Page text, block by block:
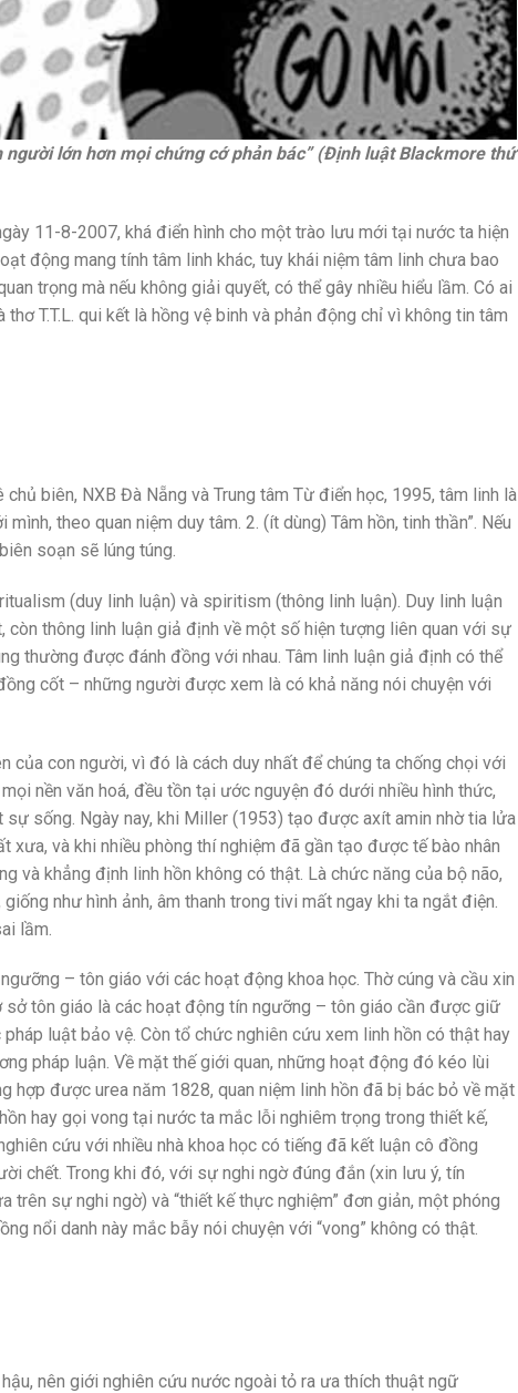
lớn hơn mọi chứng cớ phản bác” (Định luật Blackmore thứ
11-8-2007, khá điển hình cho một trào lưu mới tại nước ta hiện
động mang tính tâm linh khác, tuy khái niệm tâm linh chưa bao
trọng mà nếu không giải quyết, có thể gây nhiều hiểu lầm. Có ai
T.T.L. qui kết là hồng vệ binh và phản động chỉ vì không tin tâm
biên, NXB Đà Nẵng và Trung tâm Từ điển học, 1995, tâm linh là
theo quan niệm duy tâm. 2. (ít dùng) Tâm hồn, tinh thần”. Nếu
soạn sẽ lúng túng.
(duy linh luận) và spiritism (thông linh luận). Duy linh luận
thông linh luận giả định về một số hiện tượng liên quan với sự
thường được đánh đồng với nhau. Tâm linh luận giả định có thể
cốt – những người được xem là có khả năng nói chuyện với
của con người, vì đó là cách duy nhất để chúng ta chống chọi với
nền văn hoá, đều tồn tại ước nguyện đó dưới nhiều hình thức,
sống. Ngày nay, khi Miller (1953) tạo được axít amin nhờ tia lửa
xưa, và khi nhiều phòng thí nghiệm đã gần tạo được tế bào nhân
và khẳng định linh hồn không có thật. Là chức năng của bộ não,
như hình ảnh, âm thanh trong tivi mất ngay khi ta ngắt điện.
lầm.
– tôn giáo với các hoạt động khoa học. Thờ cúng và cầu xin
tôn giáo là các hoạt động tín ngưỡng – tôn giáo cần được giữ
luật bảo vệ. Còn tổ chức nghiên cứu xem linh hồn có thật hay
pháp luận. Về mặt thế giới quan, những hoạt động đó kéo lùi
hợp được urea năm 1828, quan niệm linh hồn đã bị bác bỏ về mặt
hay gọi vong tại nước ta mắc lỗi nghiêm trọng trong thiết kế,
cứu với nhiều nhà khoa học có tiếng đã kết luận cô đồng
chết. Trong khi đó, với sự nghi ngờ đúng đắn (xin lưu ý, tín
sự nghi ngờ) và “thiết kế thực nghiệm” đơn giản, một phóng
nổi danh này mắc bẫy nói chuyện với “vong” không có thật.
nên giới nghiên cứu nước ngoài tỏ ra ưa thích thuật ngữ